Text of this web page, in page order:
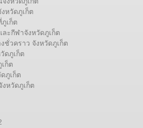
หวัดภูเก็ต
เก็ต
ละกีฬาจังหวัดภูเก็ต
ชั่วคราว จังหวัดภูเก็ต
ดภูเก็ต
ก็ต
ภูเก็ต
หวัดภูเก็ต